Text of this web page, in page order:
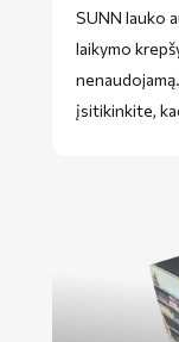
SUNN lauko
laikymo
įsitikinkite,